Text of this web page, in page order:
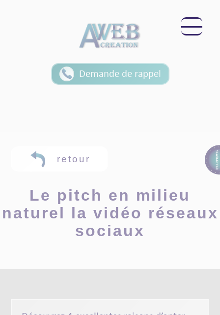
Demande de rappel
retour
Le pitch en milieu
naturel la vidéo réseaux
sociaux